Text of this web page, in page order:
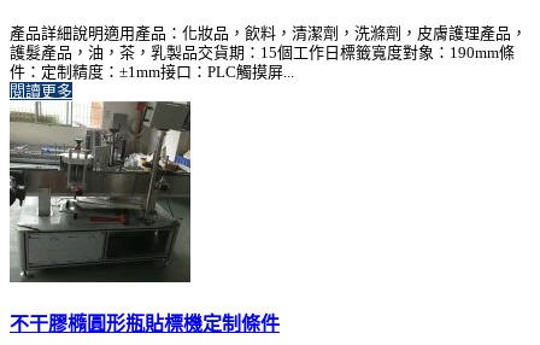
產品詳細說明適用產品：化妝品，飲料，清潔劑，洗滌劑，皮膚護理產品，
護髮產品，油，茶，乳製品交貨期：15個工作日標籤寬度對象：190mm條
件：定制精度：±1mm接口：PLC觸摸屏...
閱讀更多
不干膠橢圓形瓶貼標機定制條件